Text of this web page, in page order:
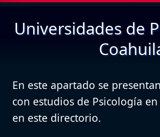
Universidades de
En este apartado se
con estudios de Psicología
en este directorio.